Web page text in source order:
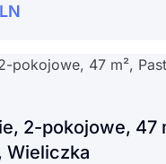
2-pokojowe, 47
Wieliczka